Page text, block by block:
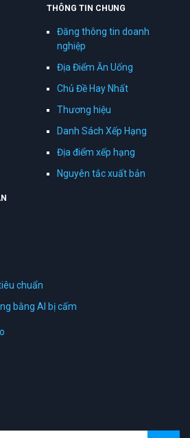
THÔNG TIN CHUNG
Đăng thông tin doanh
nghiệp
Địa Điểm Ăn Uống
Chủ Đề Hay Nhất
Thương hiệu
Danh Sách Xếp Hạng
Địa điểm xếp hạng
Nguyên tắc xuất bản
chuẩn
bằng AI bị cấm